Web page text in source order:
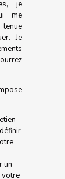
je
me
tenue
Je
un
votre